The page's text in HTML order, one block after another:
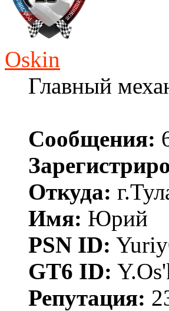
Oskin
Главный
Сообщения:
Откуда:
Имя: Юрий
PSN ID:
GT6 ID:
Репутация: